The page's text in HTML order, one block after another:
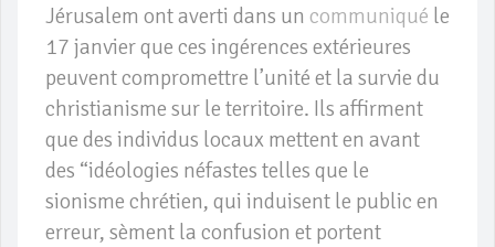
Jérusalem ont averti dans un communiqué le
17 janvier que ces ingérences extérieures
peuvent compromettre l’unité et la survie du
christianisme sur le territoire. Ils affirment
que des individus locaux mettent en avant
des “idéologies néfastes telles que le
sionisme chrétien, qui induisent le public en
erreur, sèment la confusion et portent